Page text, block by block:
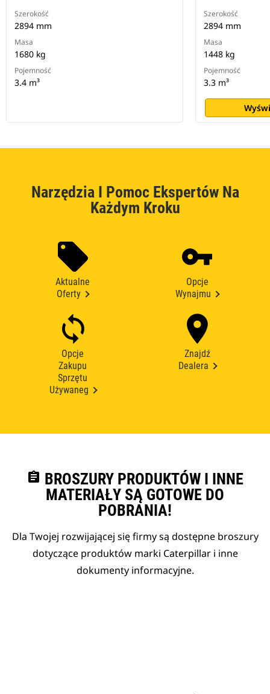
Szerokość
2894 mm
Masa
1680 kg
Pojemność
3.4 m³
Szerokość
2894 mm
Masa
1448 kg
Pojemność
3.3 m³
Narzędzia I Pomoc Ekspertów Na
Każdym Kroku
Aktualne
Oferty
Opcje
Wynajmu
Opcje
Zakupu
Sprzętu
Używaneg
Znajdź
Dealera
assignment BROSZURY PRODUKTÓW I INNE
MATERIAŁY SĄ GOTOWE DO
POBRANIA!
Dla Twojej rozwijającej się firmy są dostępne broszury
dotyczące produktów marki Caterpillar i inne
dokumenty informacyjne.